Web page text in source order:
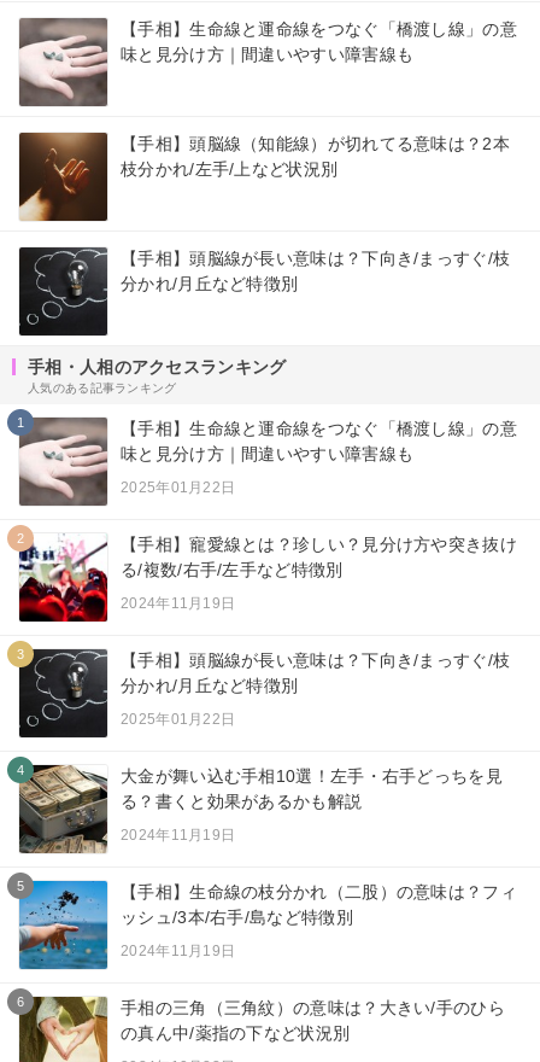
【手相】生命線と運命線をつなぐ「橋渡し線」の意
味と見分け方｜間違いやすい障害線も
【手相】頭脳線（知能線）が切れてる意味は？2本
枝分かれ/左手/上など状況別
【手相】頭脳線が長い意味は？下向き/まっすぐ/枝
分かれ/月丘など特徴別
手相・人相のアクセスランキング
人気のある記事ランキング
1
【手相】生命線と運命線をつなぐ「橋渡し線」の意
味と見分け方｜間違いやすい障害線も
2025年01月22日
2
【手相】寵愛線とは？珍しい？見分け方や突き抜け
る/複数/右手/左手など特徴別
2024年11月19日
3
【手相】頭脳線が長い意味は？下向き/まっすぐ/枝
分かれ/月丘など特徴別
2025年01月22日
4
大金が舞い込む手相10選！左手・右手どっちを見
る？書くと効果があるかも解説
2024年11月19日
5
【手相】生命線の枝分かれ（二股）の意味は？フィ
ッシュ/3本/右手/島など特徴別
2024年11月19日
6
手相の三角（三角紋）の意味は？大きい/手のひら
の真ん中/薬指の下など状況別